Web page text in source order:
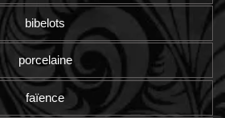
bibelots
porcelaine
faïence